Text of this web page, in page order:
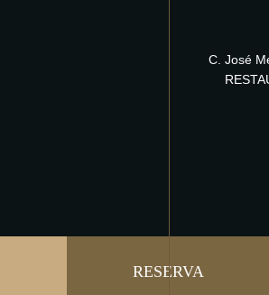
RESERVA
C. José